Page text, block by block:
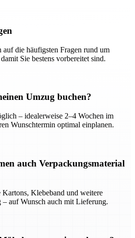
die häufigsten Fragen rund um
Sie bestens vorbereitet sind.
Umzug buchen?
– idealerweise 2–4 Wochen im
Wunschtermin optimal einplanen.
auch Verpackungsmaterial
Kartons, Klebeband und weitere
auf Wunsch auch mit Lieferung.